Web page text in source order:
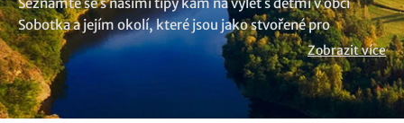
Sobotka a jejím okolí, které jsou jako stvořené pro
rodinnou zábavu. Naleznete zde široký výběr aktivit a
inspirací co dělat a co navštívit jak s malými, tak i velkými
dětmi. Naše tipy vám pomohou objevit ty nejzajímavější
místa pro rodinné výlety, které děti zaujmou a užijete si
Zobrazit více